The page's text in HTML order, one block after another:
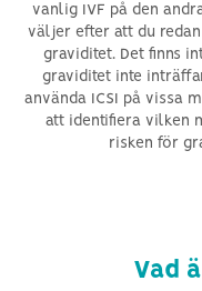
vanlig IVF på den
väljer efter att du
graviditet. Det finns
graviditet inte
använda ICSI på vissa
att identifiera vilken
risken för
Vad
Befruktning är
även med mycket
antal spermier. ICSI
en befruktningsgrad
cirka 70%.